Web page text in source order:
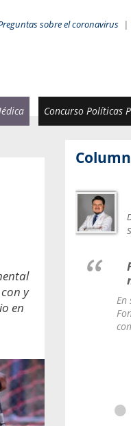
sobre el coronavirus |
Concurso Políticas
y
enni de
Sin